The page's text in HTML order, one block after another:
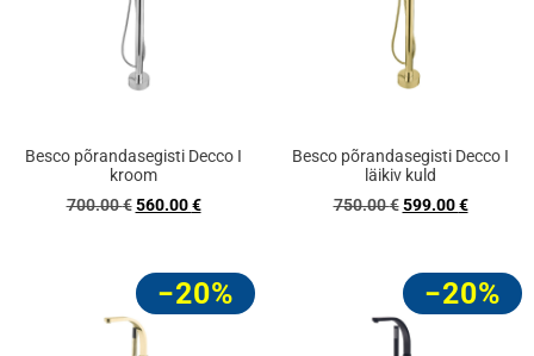
Besco põrandasegisti Decco I
kroom
700.00€ 560.00€
Besco põrandasegisti Decco I
läikiv kuld
750.00€ 599.00€
−20% −20%